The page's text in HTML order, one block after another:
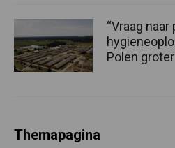
“Vraag
Polen
Themapagina